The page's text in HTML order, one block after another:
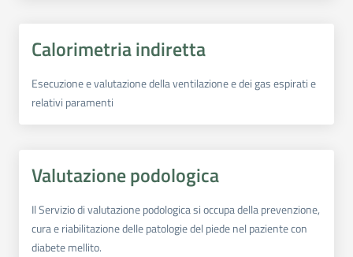
Calorimetria indiretta
Esecuzione e valutazione della ventilazione e dei gas espirati e
relativi paramenti
Valutazione podologica
Il Servizio di valutazione podologica si occupa della prevenzione,
cura e riabilitazione delle patologie del piede nel paziente con
diabete mellito.